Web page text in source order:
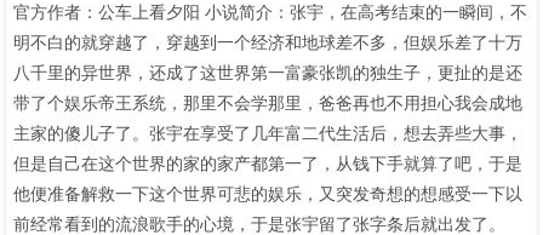
官方作者：公车上看夕阳 小说简介：张宇，在高考结束的一瞬间，不
明不白的就穿越了，穿越到一个经济和地球差不多，但娱乐差了十万
八千里的异世界，还成了这世界第一富豪张凯的独生子，更扯的是还
带了个娱乐帝王系统，那里不会学那里，爸爸再也不用担心我会成地
主家的傻儿子了。张宇在享受了几年富二代生活后，想去弄些大事，
但是自己在这个世界的家的家产都第一了，从钱下手就算了吧，于是
他便准备解救一下这个世界可悲的娱乐，又突发奇想的想感受一下以
前经常看到的流浪歌手的心境，于是张宇留了张字条后就出发了。